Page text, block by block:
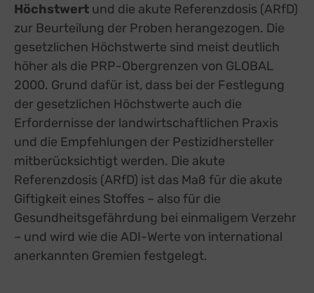
Höchstwert und die akute Referenzdosis (ARfD)
zur Beurteilung der Proben herangezogen. Die
gesetzlichen Höchstwerte sind meist deutlich
höher als die PRP-Obergrenzen von GLOBAL
2000. Grund dafür ist, dass bei der Festlegung
der gesetzlichen Höchstwerte auch die
Erfordernisse der landwirtschaftlichen Praxis
und die Empfehlungen der Pestizidhersteller
mitberücksichtigt werden. Die akute
Referenzdosis (ARfD) ist das Maß für die akute
Giftigkeit eines Stoffes – also für die
Gesundheitsgefährdung bei einmaligem Verzehr
– und wird wie die ADI-Werte von international
anerkannten Gremien festgelegt.